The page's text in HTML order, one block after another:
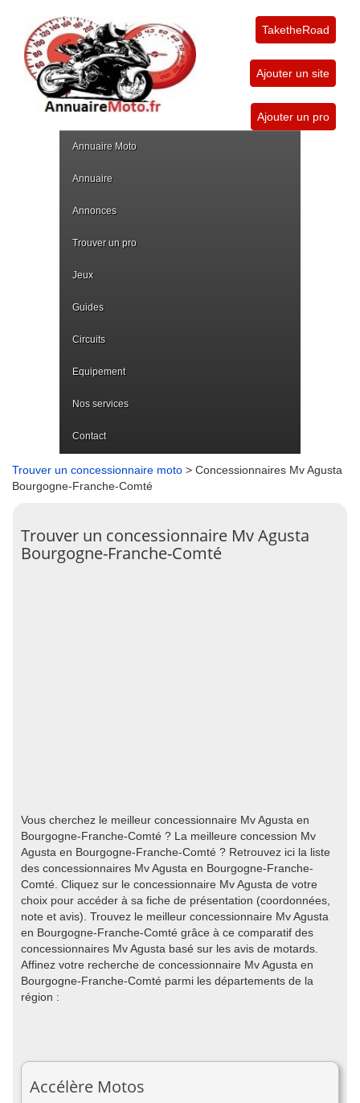
TaketheRoad
Ajouter un site
Ajouter un pro
Annuaire Moto
Annuaire
Annonces
Trouver un pro
Jeux
Guides
Circuits
Equipement
Nos services
Contact
Trouver un concessionnaire moto > Concessionnaires Mv Agusta
Bourgogne-Franche-Comté
Trouver un concessionnaire Mv Agusta
Bourgogne-Franche-Comté
Vous cherchez le meilleur concessionnaire Mv Agusta en
Bourgogne-Franche-Comté ? La meilleure concession Mv
Agusta en Bourgogne-Franche-Comté ? Retrouvez ici la liste
des concessionnaires Mv Agusta en Bourgogne-Franche-
Comté. Cliquez sur le concessionnaire Mv Agusta de votre
choix pour accéder à sa fiche de présentation (coordonnées,
note et avis). Trouvez le meilleur concessionnaire Mv Agusta
en Bourgogne-Franche-Comté grâce à ce comparatif des
concessionnaires Mv Agusta basé sur les avis de motards.
Affinez votre recherche de concessionnaire Mv Agusta en
Bourgogne-Franche-Comté parmi les départements de la
région :
Accélère Motos